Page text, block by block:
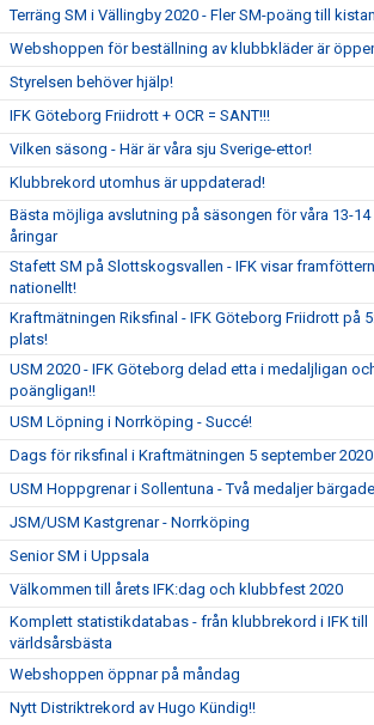
Terräng SM i Vällingby 2020 - Fler SM-poäng till
Webshoppen för beställning av klubbkläder är
Styrelsen behöver hjälp!
IFK Göteborg Friidrott + OCR = SANT!!!
Vilken säsong - Här är våra sju Sverige-ettor!
Klubbrekord utomhus är uppdaterad!
Bästa möjliga avslutning på säsongen för våra 13-14
åringar
Stafett SM på Slottskogsvallen - IFK visar
nationellt!
Kraftmätningen Riksfinal - IFK Göteborg Friidrott på
plats!
USM 2020 - IFK Göteborg delad etta i medaljligan
poängligan!!
USM Löpning i Norrköping - Succé!
Dags för riksfinal i Kraftmätningen 5 september 2020
USM Hoppgrenar i Sollentuna - Två medaljer
JSM/USM Kastgrenar - Norrköping
Senior SM i Uppsala
Välkommen till årets IFK:dag och klubbfest 2020
Komplett statistikdatabas - från klubbrekord i IFK till
världsårsbästa
Webshoppen öppnar på måndag
Nytt Distriktrekord av Hugo Kündig!!